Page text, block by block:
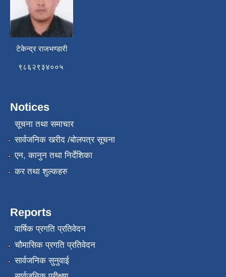
टेकेन्द्र राजभण्डारी
९८६२९३४००५
Notices
सूचना तथा समाचार
सार्वजनिक खरीद /बोलपत्र सूचना
एन, कानुन तथा निर्देशिका
कर तथा शुल्कहरु
Reports
वार्षिक प्रगति प्रतिवेदन
चौमासिक प्रगति प्रतिवेदन
सार्वजनिक सुनुवाई